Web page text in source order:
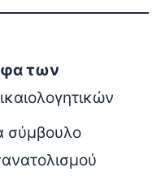
των
σύμβουλο